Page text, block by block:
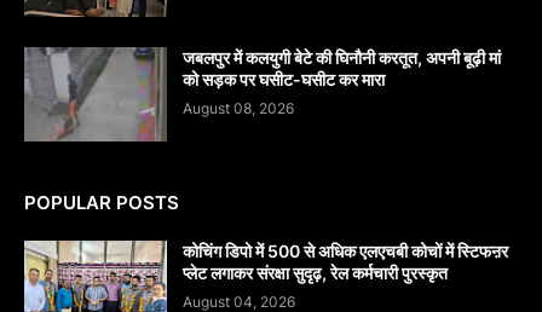
जबलपुर में कलयुगी बेटे की घिनौनी करतूत, अपनी बूढ़ी मां
को सड़क पर घसीट-घसीट कर मारा
August 08, 2026
POPULAR POSTS
कोचिंग डिपो में 500 से अधिक एलएचबी कोचों में स्टिफऩर
प्लेट लगाकर संरक्षा सुदृढ़, रेल कर्मचारी पुरस्कृत
August 04, 2026